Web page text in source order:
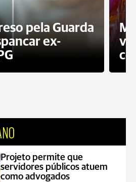
pela Guarda
ex-
Projeto permite que
servidores públicos atuem
como advogados